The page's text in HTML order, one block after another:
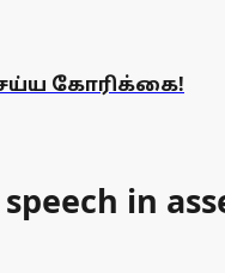
கோரிக்கை!
in